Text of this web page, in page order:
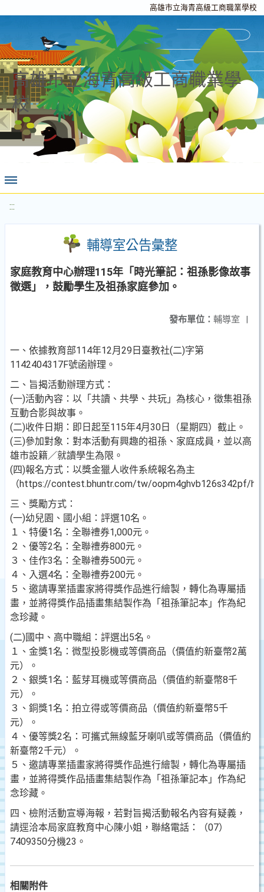
高雄市立海青高級工商職業學校
高雄市立海青高級工商職業學
校
:::
輔導室公告彙整
家庭教育中心辦理115年「時光筆記：祖孫影像故事
徵選」，鼓勵學生及祖孫家庭參加。
發布單位： 輔導室 |
一、依據教育部114年12月29日臺教社(二)字第
1142404317F號函辦理。
二、旨揭活動辦理方式：
(一)活動內容：以「共讀、共學、共玩」為核心，徵集祖孫
互動合影與故事。
(二)收件日期：即日起至115年4月30日（星期四）截止。
(三)參加對象：對本活動有興趣的祖孫、家庭成員，並以高
雄市設籍／就讀學生為限。
(四)報名方式：以獎金獵人收件系統報名為主
（https://contest.bhuntr.com/tw/oopm4ghvb126s342pf/
三、獎勵方式：
(一)幼兒園、國小組：評選10名。
１、特優1名：全聯禮券1,000元。
２、優等2名：全聯禮券800元。
３、佳作3名：全聯禮券500元。
４、入選4名：全聯禮券200元。
５、邀請專業插畫家將得獎作品進行繪製，轉化為專屬插
畫，並將得獎作品插畫集結製作為「祖孫筆記本」作為紀
念珍藏。
(二)國中、高中職組：評選出5名。
１、金獎1名：微型投影機或等價商品（價值約新臺幣2萬
元）。
２、銀獎1名：藍芽耳機或等價商品（價值約新臺幣8千
元）。
３、銅獎1名：拍立得或等價商品（價值約新臺幣5千
元）。
４、優等獎2名：可攜式無線藍牙喇叭或等價商品（價值約
新臺幣2千元）。
５、邀請專業插畫家將得獎作品進行繪製，轉化為專屬插
畫，並將得獎作品插畫集結製作為「祖孫筆記本」作為紀
念珍藏。
四、檢附活動宣導海報，若對旨揭活動報名內容有疑義，
請逕洽本局家庭教育中心陳小姐，聯絡電話：（07）
7409350分機23。
相關附件